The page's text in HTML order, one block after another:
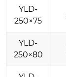
YLD-
250×75
YLD-
250×80